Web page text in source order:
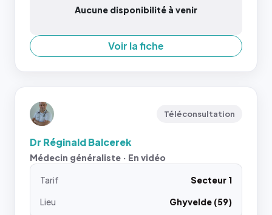
Aucune disponibilité à venir
Voir la fiche
Téléconsultation
Dr Réginald Balcerek
Médecin généraliste · En vidéo
Tarif
Secteur 1
Lieu
Ghyvelde (59)